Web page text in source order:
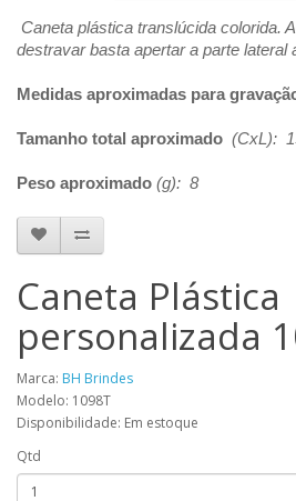
Caneta plástica translúcida colorida.
destravar basta apertar a parte lateral
Medidas aproximadas para
Tamanho total aproximado (CxL):
Peso aproximado (g): 8
Caneta Plástica
personalizada
Marca: BH Brindes
Modelo: 1098T
Disponibilidade: Em estoque
Qtd